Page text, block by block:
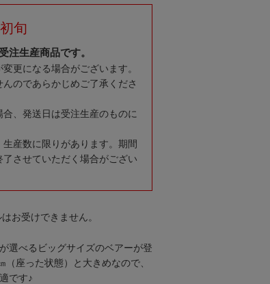
旬
注生産商品です。
更になる場合がございます。
のであらかじめご了承くださ
、発送日は受注生産のものに
産数に限りがあります。期間
させていただく場合がござい
お受けできません。
選べるビッグサイズのベアーが登
座った状態）と大きめなので、
です♪